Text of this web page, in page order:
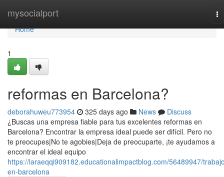
mysocialport
Home
Home
1
reformas en Barcelona?
deborahuweu773954 325 days ago News
Discuss
¿Buscas una empresa fiable para tus excelentes reformas en
Barcelona? Encontrar la empresa ideal puede ser difícil. Pero no
te preocupes|No te agobies|Deja de preocuparte, ¡te ayudamos a
encontrar el ideal equipo
https://laraeqqi909182.educationalimpactblog.com/56489947/
en-barcelona